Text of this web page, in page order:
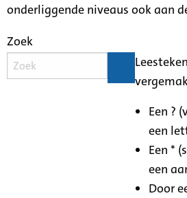
onderliggende niveaus ook aan
Zoek
Een ?
een
Een *
een
Door